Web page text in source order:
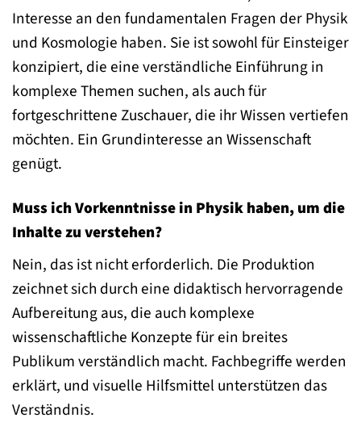
Interesse an den fundamentalen Fragen der Physik
und Kosmologie haben. Sie ist sowohl für Einsteiger
konzipiert, die eine verständliche Einführung in
komplexe Themen suchen, als auch für
fortgeschrittene Zuschauer, die ihr Wissen vertiefen
möchten. Ein Grundinteresse an Wissenschaft
genügt.
Muss ich Vorkenntnisse in Physik haben, um die
Inhalte zu verstehen?
Nein, das ist nicht erforderlich. Die Produktion
zeichnet sich durch eine didaktisch hervorragende
Aufbereitung aus, die auch komplexe
wissenschaftliche Konzepte für ein breites
Publikum verständlich macht. Fachbegriffe werden
erklärt, und visuelle Hilfsmittel unterstützen das
Verständnis.